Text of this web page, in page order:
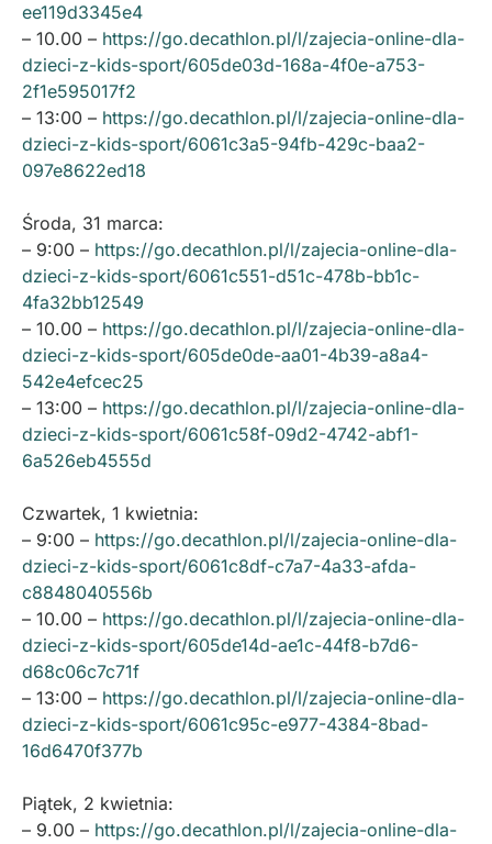
ee119d3345e4
– 10.00 – https://go.decathlon.pl/l/zajecia-online-dla-
dzieci-z-kids-sport/605de03d-168a-4f0e-a753-
2f1e595017f2
– 13:00 – https://go.decathlon.pl/l/zajecia-online-dla-
dzieci-z-kids-sport/6061c3a5-94fb-429c-baa2-
097e8622ed18
Środa, 31 marca:
– 9:00 – https://go.decathlon.pl/l/zajecia-online-dla-
dzieci-z-kids-sport/6061c551-d51c-478b-bb1c-
4fa32bb12549
– 10.00 – https://go.decathlon.pl/l/zajecia-online-dla-
dzieci-z-kids-sport/605de0de-aa01-4b39-a8a4-
542e4efcec25
– 13:00 – https://go.decathlon.pl/l/zajecia-online-dla-
dzieci-z-kids-sport/6061c58f-09d2-4742-abf1-
6a526eb4555d
Czwartek, 1 kwietnia:
– 9:00 – https://go.decathlon.pl/l/zajecia-online-dla-
dzieci-z-kids-sport/6061c8df-c7a7-4a33-afda-
c8848040556b
– 10.00 – https://go.decathlon.pl/l/zajecia-online-dla-
dzieci-z-kids-sport/605de14d-ae1c-44f8-b7d6-
d68c06c7c71f
– 13:00 – https://go.decathlon.pl/l/zajecia-online-dla-
dzieci-z-kids-sport/6061c95c-e977-4384-8bad-
16d6470f377b
Piątek, 2 kwietnia:
– 9.00 – https://go.decathlon.pl/l/zajecia-online-dla-